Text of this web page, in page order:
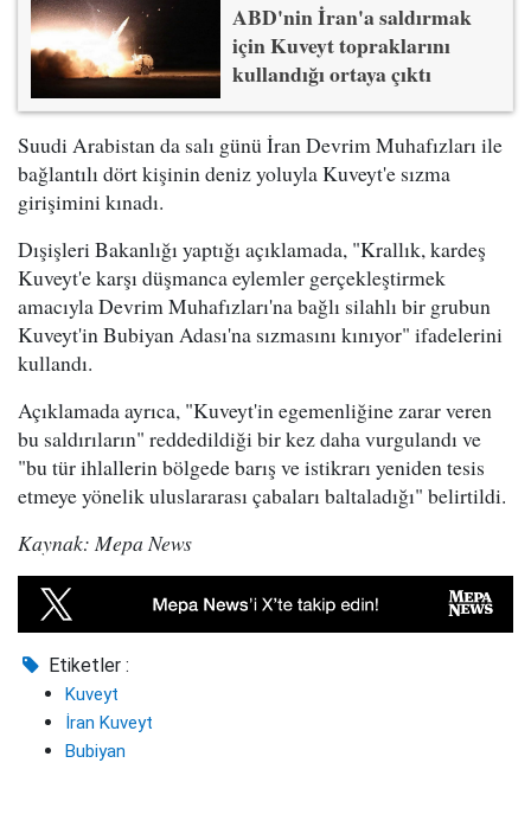
ABD'nin İran'a saldırmak
için Kuveyt topraklarını
kullandığı ortaya çıktı
Suudi Arabistan da salı günü İran Devrim Muhafızları ile
bağlantılı dört kişinin deniz yoluyla Kuveyt'e sızma
girişimini kınadı.
Dışişleri Bakanlığı yaptığı açıklamada, "Krallık, kardeş
Kuveyt'e karşı düşmanca eylemler gerçekleştirmek
amacıyla Devrim Muhafızları'na bağlı silahlı bir grubun
Kuveyt'in Bubiyan Adası'na sızmasını kınıyor" ifadelerini
kullandı.
Açıklamada ayrıca, "Kuveyt'in egemenliğine zarar veren
bu saldırıların" reddedildiği bir kez daha vurgulandı ve
"bu tür ihlallerin bölgede barış ve istikrarı yeniden tesis
etmeye yönelik uluslararası çabaları baltaladığı" belirtildi.
Kaynak: Mepa News
Etiketler :
Kuveyt
İran Kuveyt
Bubiyan